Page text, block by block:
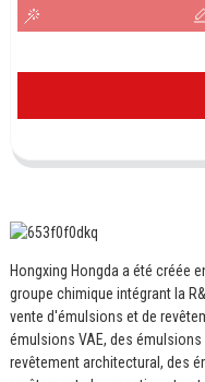
Hongxing Hongda a été créée
groupe chimique intégrant la
vente d'émulsions et de
émulsions VAE, des
revêtement architectural, des